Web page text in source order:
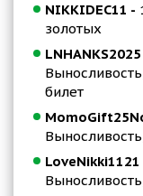
NIKKIDEC11 -
золотых
LNHANKS2025
билет
LoveNikki1121